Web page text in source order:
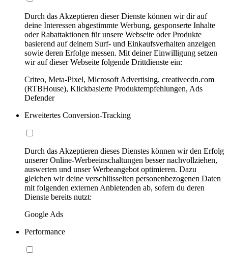
Durch das Akzeptieren dieser Dienste können wir dir auf
deine Interessen abgestimmte Werbung, gesponserte Inhalte
oder Rabattaktionen für unsere Webseite oder Produkte
basierend auf deinem Surf- und Einkaufsverhalten anzeigen
sowie deren Erfolge messen. Mit deiner Einwilligung setzen
wir auf dieser Webseite folgende Drittdienste ein:
Criteo, Meta-Pixel, Microsoft Advertising, creativecdn.com
(RTBHouse), Klickbasierte Produktempfehlungen, Ads
Defender
Erweitertes Conversion-Tracking
Durch das Akzeptieren dieses Dienstes können wir den Erfolg
unserer Online-Werbeeinschaltungen besser nachvollziehen,
auswerten und unser Werbeangebot optimieren. Dazu
gleichen wir deine verschlüsselten personenbezogenen Daten
mit folgenden externen Anbietenden ab, sofern du deren
Dienste bereits nutzt:
Google Ads
Performance